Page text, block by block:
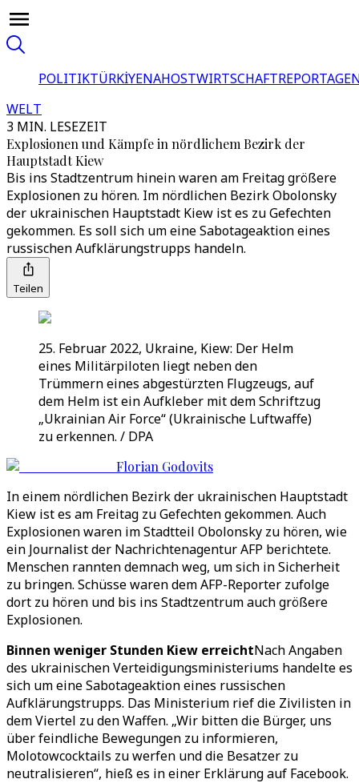
POLITIKTÜRKİYENAHOSTWIRTSCHAFT
WELT
3 MIN. LESEZEIT
Explosionen und Kämpfe in nördlichem Bezirk der
Hauptstadt Kiew
Bis ins Stadtzentrum hinein waren am Freitag größere
Explosionen zu hören. Im nördlichen Bezirk Obolonsky
der ukrainischen Hauptstadt Kiew ist es zu Gefechten
gekommen. Es soll sich um eine Sabotageaktion eines
russischen Aufklärungstrupps handeln.
Teilen
25. Februar 2022, Ukraine, Kiew: Der Helm
eines Militärpiloten liegt neben den
Trümmern eines abgestürzten Flugzeugs, auf
dem Helm ist ein Aufkleber mit dem Schriftzug
„Ukrainian Air Force“ (Ukrainische Luftwaffe)
zu erkennen. / DPA
Florian Godovits
In einem nördlichen Bezirk der ukrainischen Hauptstadt
Kiew ist es am Freitag zu Gefechten gekommen. Auch
Explosionen waren im Stadtteil Obolonsky zu hören, wie
ein Journalist der Nachrichtenagentur AFP berichtete.
Menschen rannten demnach weg, um sich in Sicherheit
zu bringen. Schüsse waren dem AFP-Reporter zufolge
dort zu hören und bis ins Stadtzentrum auch größere
Explosionen.
Binnen weniger Stunden Kiew erreichtNach Angaben
des ukrainischen Verteidigungsministeriums handelte es
sich um eine Sabotageaktion eines russischen
Aufklärungstrupps. Das Ministerium rief die Zivilisten in
dem Viertel zu den Waffen. „Wir bitten die Bürger, uns
über feindliche Bewegungen zu informieren,
Molotowcocktails zu werfen und die Besatzer zu
neutralisieren“, hieß es in einer Erklärung auf Facebook.